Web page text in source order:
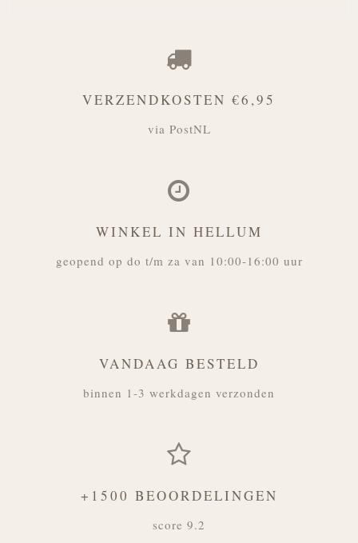
VERZENDKOSTEN €6,95
via PostNL
WINKEL IN HELLUM
geopend op do t/m za van 10:00-16:00 uur
VANDAAG BESTELD
binnen 1-3 werkdagen verzonden
+1500 BEOORDELINGEN
score 9.2